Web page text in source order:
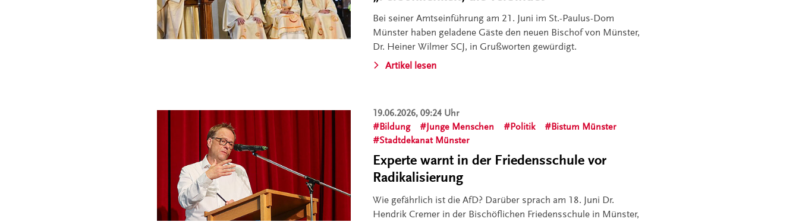
Bei seiner Amtseinführung am 21. Juni im St.-Paulus-Dom
Münster haben geladene Gäste den neuen Bischof von Münster,
Dr. Heiner Wilmer SCJ, in Grußworten gewürdigt.
Artikel lesen
19.06.2026, 09:24 Uhr
Bildung
Junge Menschen Politik
Bistum Münster
Stadtdekanat Münster
Experte warnt in der Friedensschule vor
Radikalisierung
Wie gefährlich ist die AfD? Darüber sprach am 18. Juni Dr.
Hendrik Cremer in der Bischöflichen Friedensschule in Münster,